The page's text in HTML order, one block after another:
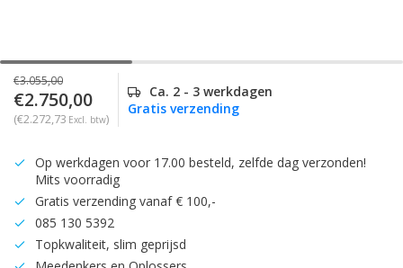
€3.055,00
€2.750,00
(€2.272,73 Excl. btw)
Ca. 2 - 3 werkdagen
Gratis verzending
Op werkdagen voor 17.00 besteld, zelfde dag verzonden!
Mits voorradig
Gratis verzending vanaf € 100,-
085 130 5392
Topkwaliteit, slim geprijsd